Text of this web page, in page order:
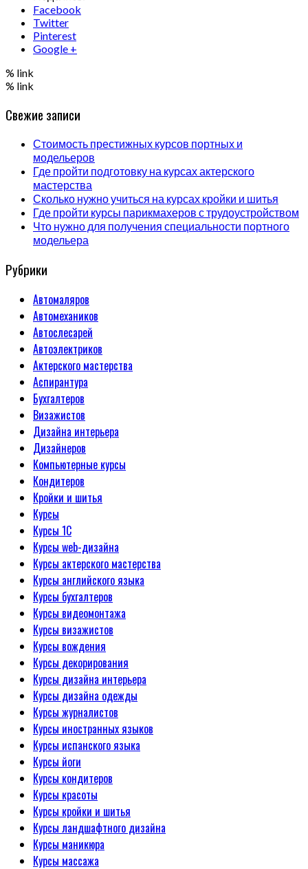
Facebook
Twitter
Pinterest
Google +
% link
% link
Свежие записи
Стоимость престижных курсов портных и
модельеров
Где пройти подготовку на курсах актерского
мастерства
Сколько нужно учиться на курсах кройки и шитья
Где пройти курсы парикмахеров с трудоустройством
Что нужно для получения специальности портного
модельера
Рубрики
Автомаляров
Автомехаников
Автослесарей
Автоэлектриков
Актерского мастерства
Аспирантура
Бухгалтеров
Визажистов
Дизайна интерьера
Дизайнеров
Компьютерные курсы
Кондитеров
Кройки и шитья
Курсы
Курсы 1С
Курсы web-дизайна
Курсы актерского мастерства
Курсы английского языка
Курсы бухгалтеров
Курсы видеомонтажа
Курсы визажистов
Курсы вождения
Курсы декорирования
Курсы дизайна интерьера
Курсы дизайна одежды
Курсы журналистов
Курсы иностранных языков
Курсы испанского языка
Курсы йоги
Курсы кондитеров
Курсы красоты
Курсы кройки и шитья
Курсы ландшафтного дизайна
Курсы маникюра
Курсы массажа